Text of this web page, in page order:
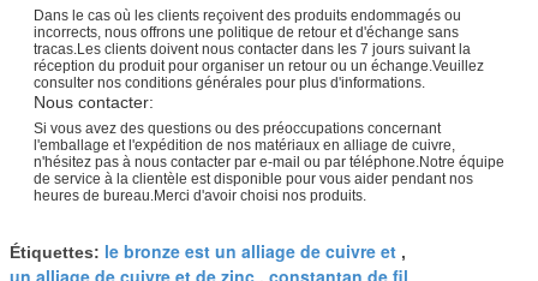
Dans le cas où les clients reçoivent des produits endommagés ou
incorrects, nous offrons une politique de retour et d'échange sans
tracas.Les clients doivent nous contacter dans les 7 jours suivant la
réception du produit pour organiser un retour ou un échange.Veuillez
consulter nos conditions générales pour plus d'informations.
Nous contacter:
Si vous avez des questions ou des préoccupations concernant
l'emballage et l'expédition de nos matériaux en alliage de cuivre,
n'hésitez pas à nous contacter par e-mail ou par téléphone.Notre équipe
de service à la clientèle est disponible pour vous aider pendant nos
heures de bureau.Merci d'avoir choisi nos produits.
Étiquettes: le bronze est un alliage de cuivre et ,
un alliage de cuivre et de zinc , constantan de fil